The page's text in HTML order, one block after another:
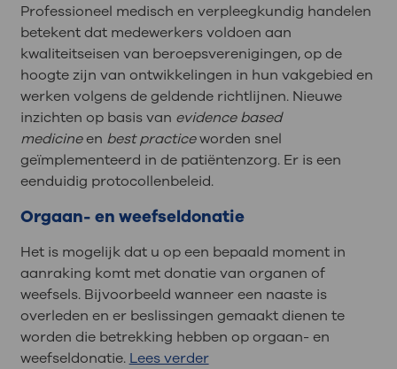
Professioneel medisch en verpleegkundig handelen
betekent dat medewerkers voldoen aan
kwaliteitseisen van beroepsverenigingen, op de
hoogte zijn van ontwikkelingen in hun vakgebied en
werken volgens de geldende richtlijnen. Nieuwe
inzichten op basis van evidence based
medicineen best practiceworden snel
geïmplementeerd in de patiëntenzorg. Er is een
eenduidig protocollenbeleid.
Orgaan- en weefseldonatie
Het is mogelijk dat u op een bepaald moment in
aanraking komt met donatie van organen of
weefsels. Bijvoorbeeld wanneer een naaste is
overleden en er beslissingen gemaakt dienen te
worden die betrekking hebben op orgaan- en
weefseldonatie. Lees verder